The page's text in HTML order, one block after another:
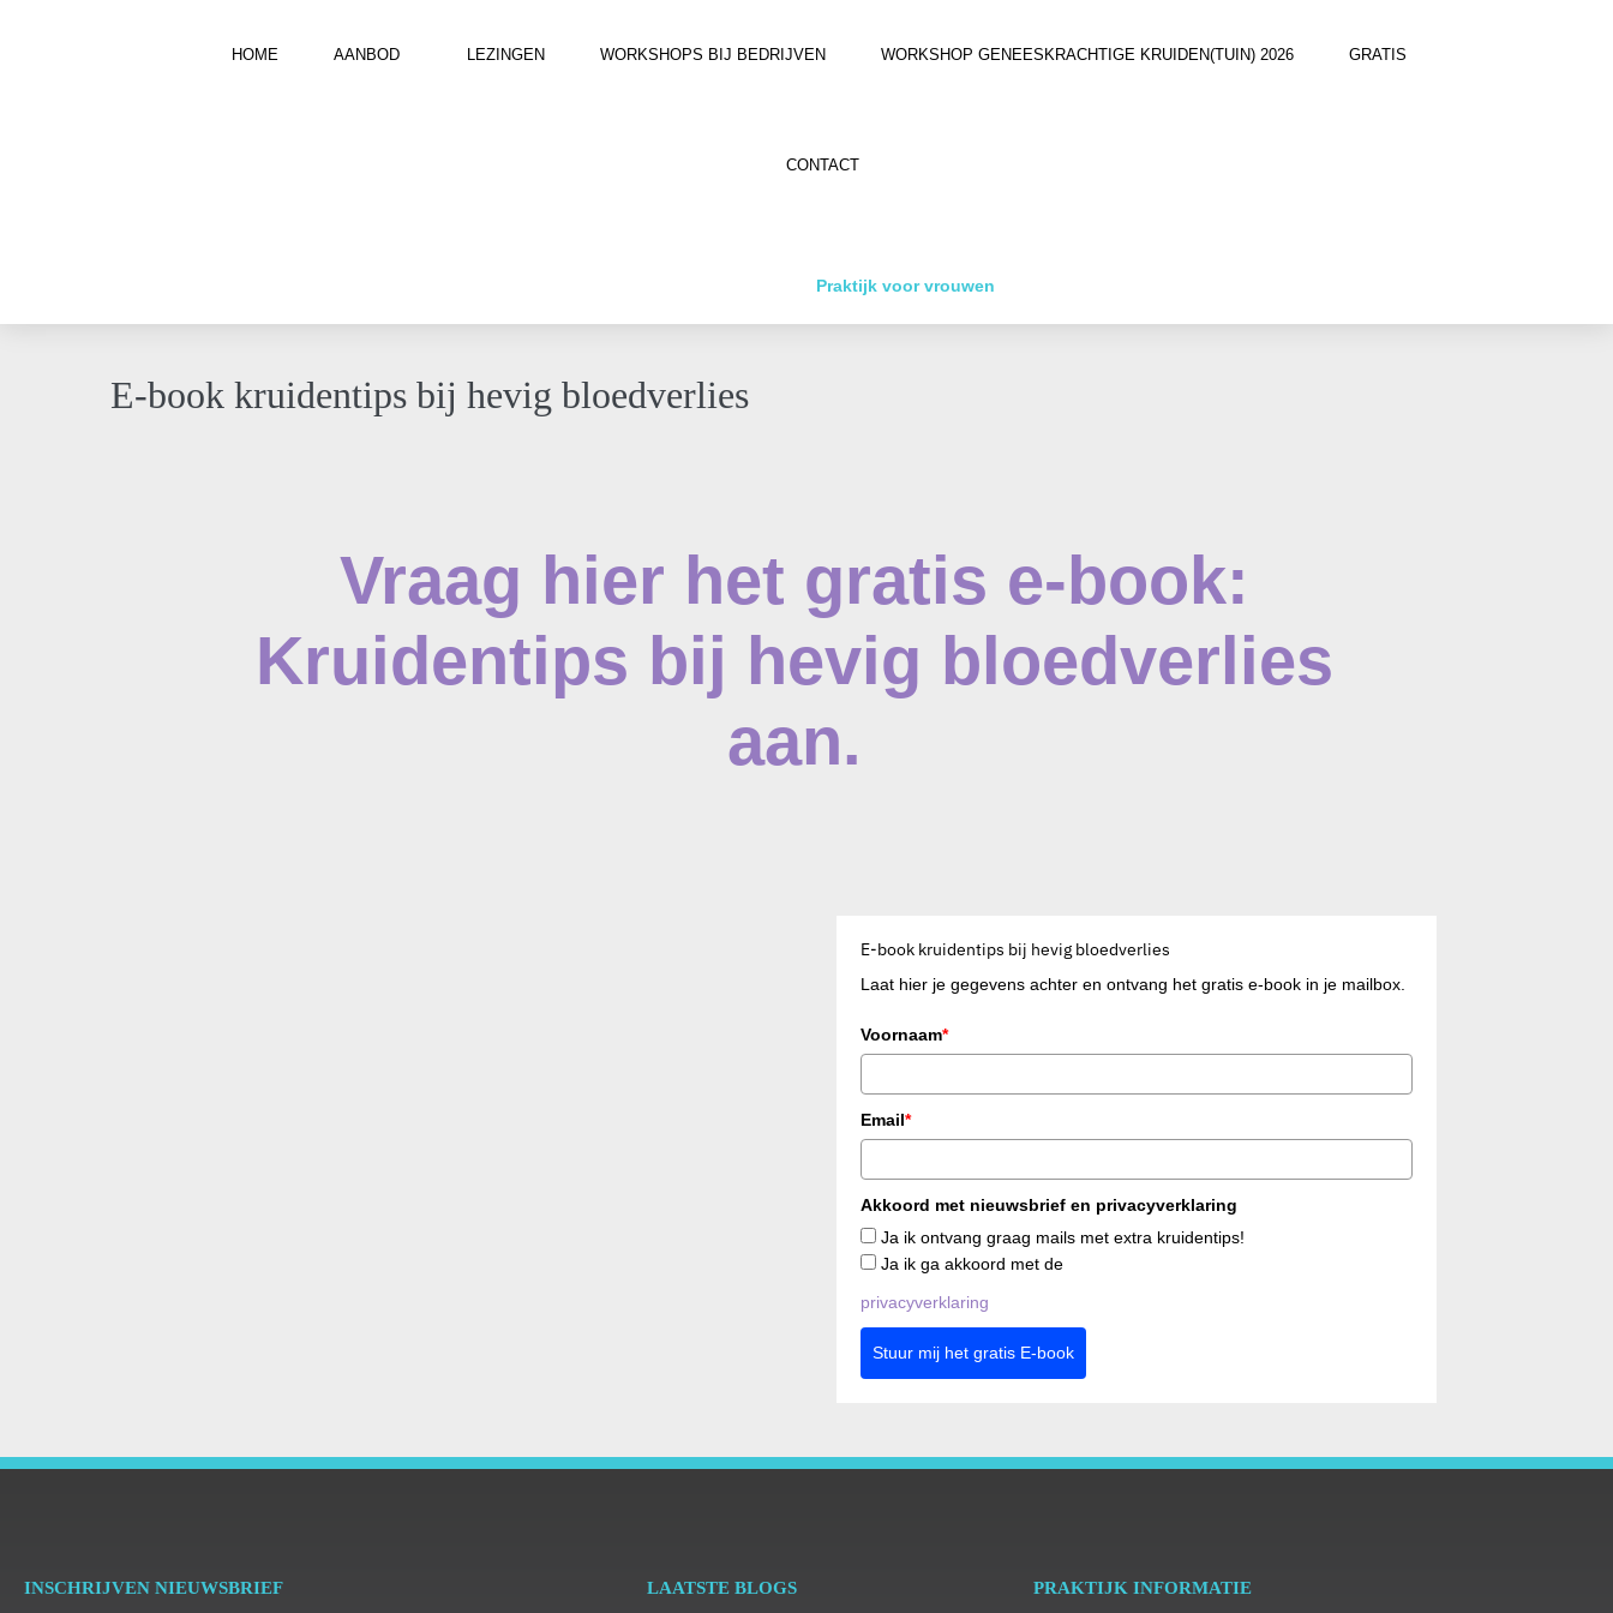
HOME AANBOD LEZINGEN WORKSHOPS BIJ BEDRIJVEN WORKSHOP GENEESKRACHTIGE KRUIDEN(TUIN) 2026 GRATIS
CONTACT
Praktijk voor vrouwen
E-book kruidentips bij hevig bloedverlies
Vraag hier het gratis e-book:
Kruidentips bij hevig bloedverlies
aan.
E-book kruidentips bij hevig bloedverlies
Laat hier je gegevens achter en ontvang het gratis e-book in je mailbox.
Voornaam*
Email*
Akkoord met nieuwsbrief en privacyverklaring
Ja ik ontvang graag mails met extra kruidentips!
Ja ik ga akkoord met de
privacyverklaring
Stuur mij het gratis E-book
INSCHRIJVEN NIEUWSBRIEF LAATSTE BLOGS PRAKTIJK INFORMATIE